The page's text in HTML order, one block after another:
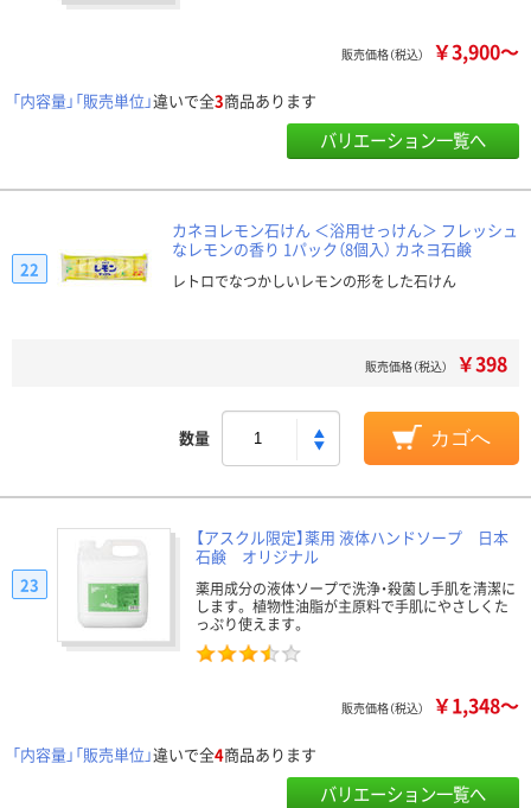
販売価格（税込） ￥3,900～
「内容量」「販売単位」違いで全3商品あります
バリエーション一覧へ
カネヨレモン石けん ＜浴用せっけん＞ フレッシュ
なレモンの香り 1パック（8個入） カネヨ石鹸
レトロでなつかしいレモンの形をした石けん
22
販売価格（税込） ￥398
数量 カゴへ
【アスクル限定】薬用 液体ハンドソープ 日本
石鹸 オリジナル
薬用成分の液体ソープで洗浄・殺菌し手肌を清潔に
します。 植物性油脂が主原料で手肌にやさしくた
っぷり使えます。
23
販売価格（税込） ￥1,348～
「内容量」「販売単位」違いで全4商品あります
バリエーション一覧へ